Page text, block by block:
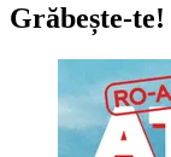
Grăbește-te!